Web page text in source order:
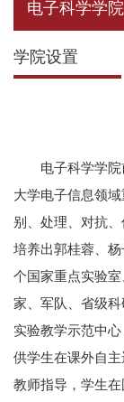
电子科学学院
学院设置
电子科学学
大学电子信息领
别、处理、对抗
培养出郭桂蓉、
个国家重点实验
家、军队、省级
实验教学示范中
供学生在课外自
教师指导，学生